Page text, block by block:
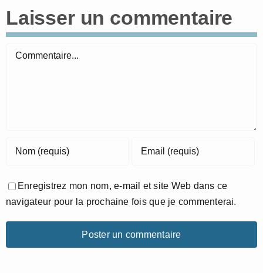
Laisser un commentaire
Commentaire
Enregistrez mon nom, e-mail et site Web dans ce
navigateur pour la prochaine fois que je commenterai.